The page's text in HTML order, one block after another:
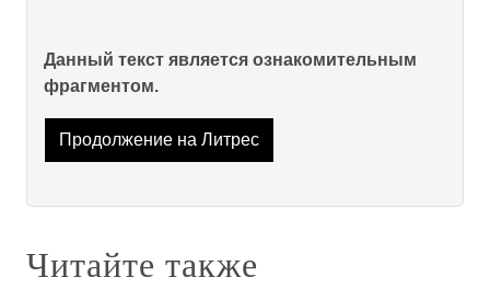
Данный текст является ознакомительным
фрагментом.
Продолжение на Литрес
Читайте также